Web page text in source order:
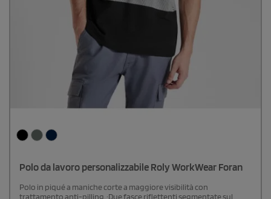
Polo da lavoro personalizzabile Roly WorkWear Foran
Polo in piqué a maniche corte a maggiore visibilità con
trattamento anti-pilling. ·Due fasce riflettenti segmentate sul